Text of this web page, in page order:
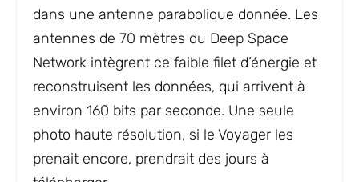
dans une antenne parabolique donnée. Les
antennes de 70 mètres du Deep Space
Network intègrent ce faible filet d’énergie et
reconstruisent les données, qui arrivent à
environ 160 bits par seconde. Une seule
photo haute résolution, si le Voyager les
prenait encore, prendrait des jours à